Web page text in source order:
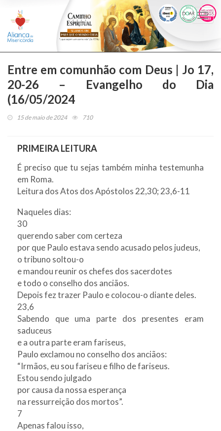
Entre em comunhão com Deus | Jo 17,
20-26 – Evangelho do Dia
(16/05/2024
15 de maio de 2024 710
PRIMEIRA LEITURA
É preciso que tu sejas também minha testemunha
em Roma.
Leitura dos Atos dos Apóstolos 22,30; 23,6-11
Naqueles dias:
30
querendo saber com certeza
por que Paulo estava sendo acusado pelos judeus,
o tribuno soltou-o
e mandou reunir os chefes dos sacerdotes
e todo o conselho dos anciãos.
Depois fez trazer Paulo e colocou-o diante deles.
23,6
Sabendo que uma parte dos presentes eram
saduceus
e a outra parte eram fariseus,
Paulo exclamou no conselho dos anciãos:
“Irmãos, eu sou fariseu e filho de fariseus.
Estou sendo julgado
por causa da nossa esperança
na ressurreição dos mortos”.
7
Apenas falou isso,